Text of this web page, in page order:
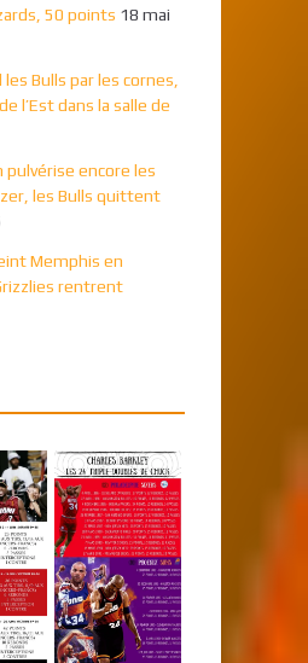
50 points 18 mai
Bulls par les cornes,
l’Est dans la salle de
pulvérise encore les
les Bulls quittent
Memphis en
rentrent